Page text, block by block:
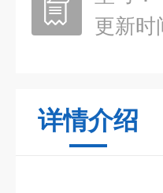
更新时
详情介绍